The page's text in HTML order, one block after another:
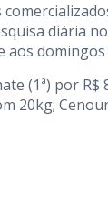
diária
aos
(1ª) por R$
20kg;